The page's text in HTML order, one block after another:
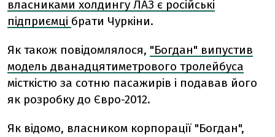
власниками холдингу ЛАЗ є російські
підприємці брати Чуркіни.
Як також повідомлялося, "Богдан" випустив
модель дванадцятиметрового тролейбуса
місткістю за сотню пасажирів і подавав його
як розробку до Євро-2012.
Як відомо, власником корпорації "Богдан",